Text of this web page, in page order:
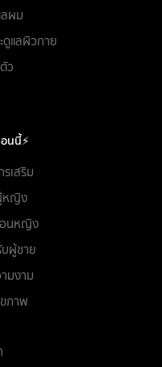
ผม
แลผิวกาย
ว
นนี้⚡
เสริม
หญิง
อนหญิง
ผู้ชาย
มงาม
ภาพ